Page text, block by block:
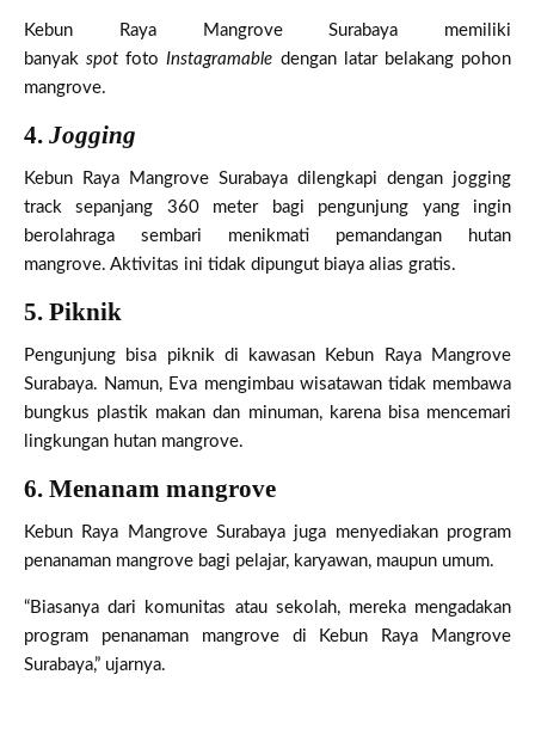
Kebun Raya Mangrove Surabaya memiliki
banyakspot foto Instagramable dengan latar belakang pohon
mangrove.
4. Jogging
Kebun Raya Mangrove Surabaya dilengkapi dengan jogging
track sepanjang 360 meter bagi pengunjung yang ingin
berolahraga sembari menikmati pemandangan hutan
mangrove. Aktivitas ini tidak dipungut biaya alias gratis.
5. Piknik
Pengunjung bisa piknik di kawasan Kebun Raya Mangrove
Surabaya. Namun, Eva mengimbau wisatawan tidak membawa
bungkus plastik makan dan minuman, karena bisa mencemari
lingkungan hutan mangrove.
6. Menanam mangrove
Kebun Raya Mangrove Surabaya juga menyediakan program
penanaman mangrove bagi pelajar, karyawan, maupun umum.
“Biasanya dari komunitas atau sekolah, mereka mengadakan
program penanaman mangrove di Kebun Raya Mangrove
Surabaya,” ujarnya.